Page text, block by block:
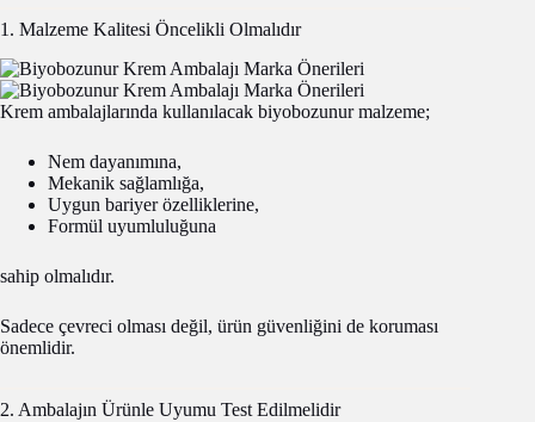
1. Malzeme Kalitesi Öncelikli Olmalıdır
Krem ambalajlarında kullanılacak biyobozunur malzeme;
Nem dayanımına,
Mekanik sağlamlığa,
Uygun bariyer özelliklerine,
Formül uyumluluğuna
sahip olmalıdır.
Sadece çevreci olması değil, ürün güvenliğini de koruması
önemlidir.
2. Ambalajın Ürünle Uyumu Test Edilmelidir